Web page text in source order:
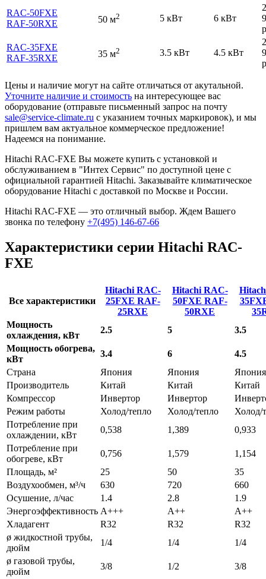
RAC-50FXE
RAF-50RXE
50 м2 5 кВт 6 кВт
RAC-35FXE
RAF-35RXE
35 м2 3.5 кВт 4.5 кВт
Цены и наличие могут на сайте отличаться от акутальной.
Уточните наличие и стоимость на интересующее вас
оборудование (отправьте письменный запрос на почту
sale@service-climate.ru с указанием точных маркировок), и мы
пришлем вам актуальное коммерческое предложение!
Надеемся на понимание.
Hitachi RAC-FXE Вы можете купить с установкой и
обслуживанием в "Интех Сервис" по доступной цене с
официальной гарантией Hitachi. Заказывайте климатическое
оборудование Hitachi с доставкой по Москве и России.
Hitachi RAC-FXE — это отличный выбор. Ждем Вашего
звонка по телефону +7(495) 146-67-66
Характеристики серии Hitachi RAC-
FXE
Все характеристики
Hitachi RAC-
25FXE RAF-
25RXE
Hitachi RAC-
50FXE RAF-
50RXE
Мощность
охлаждения, кВт
2.5 5
3.5
Мощность обогрева,
кВт
3.4 6
4.5
Страна
Япония Япония
Япония
Производитель
Китай Китай
Китай
Компрессор
Инвертор Инвертор
Режим работы
Холод/тепло Холод/тепло
Холод/
Потребление при
охлаждении, кВт
0,538 1,389
0,933
Потребление при
обогреве, кВт
0,756 1,579
1,154
Площадь, м²
25 50
35
Воздухообмен, м³/ч
630 720
660
Осушение, л/час
1.4 2.8
1.9
Энергоэффективность A+++ A++
A++
Хладагент
R32 R32
R32
ø жидкостной трубы,
дюйм
1/4 1/4
1/4
ø газовой трубы,
дюйм
3/8 1/2 3/8